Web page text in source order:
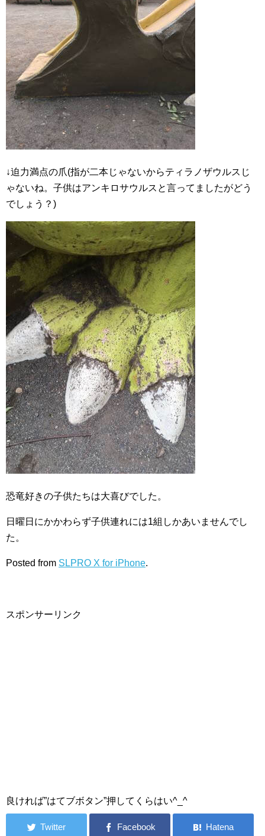
↓迫力満点の爪(指が二本じゃないからティラノザウルスじ
ゃないね。子供はアンキロサウルスと言ってましたがどう
でしょう？)
恐竜好きの子供たちは大喜びでした。
日曜日にかかわらず子供連れには1組しかあいませんでし
た。
Posted from SLPRO X for iPhone.
スポンサーリンク
良ければ”はてブボタン”押してくらはい^_^